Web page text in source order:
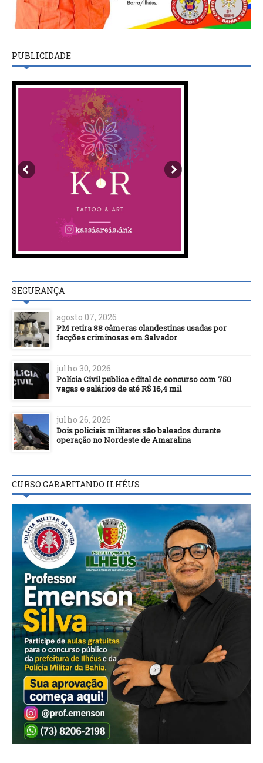
PUBLICIDADE
SEGURANÇA
agosto 07, 2026
PM retira 88 câmeras clandestinas usadas por
facções criminosas em Salvador
julho 30, 2026
Polícia Civil publica edital de concurso com 750
vagas e salários de até R$ 16,4 mil
julho 26, 2026
Dois policiais militares são baleados durante
operação no Nordeste de Amaralina
CURSO GABARITANDO ILHÉUS